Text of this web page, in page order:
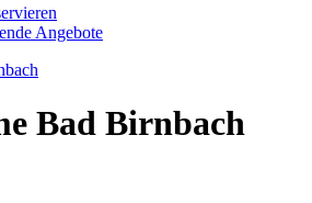
Angebote
Bad Birnbach